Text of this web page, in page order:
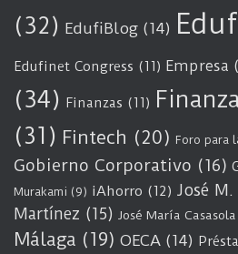
(32) EdufiBlog (14)
Edufinet Congress (11) Empresa
(34) Finanzas (11)
(31) Fintech (20) Foro para
Gobierno Corporativo (16)
Murakami (9) iAhorro (12) José
Martínez (15) José María
Málaga (19) OECA (14)